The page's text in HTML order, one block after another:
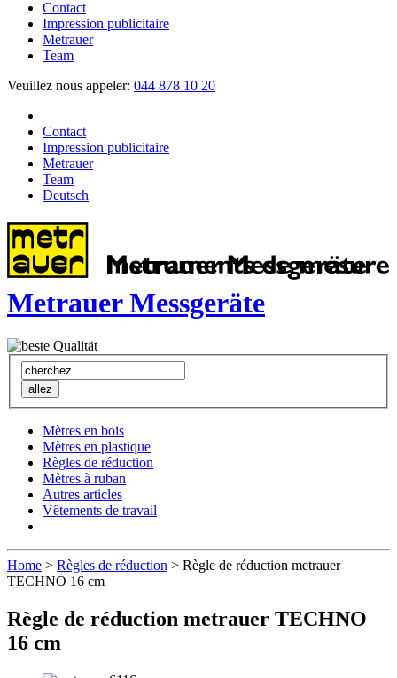
Contact
Impression publicitaire
Metrauer
Team
Veuillez nous appeler: 044 878 10 20
Contact
Impression publicitaire
Metrauer
Team
Deutsch
Metrauer Messgeräte
Mètres en bois
Mètres en plastique
Règles de réduction
Mètres à ruban
Autres articles
Vêtements de travail
Home > Règles de réduction > Règle de réduction metrauer
TECHNO 16 cm
Règle de réduction metrauer TECHNO
16 cm